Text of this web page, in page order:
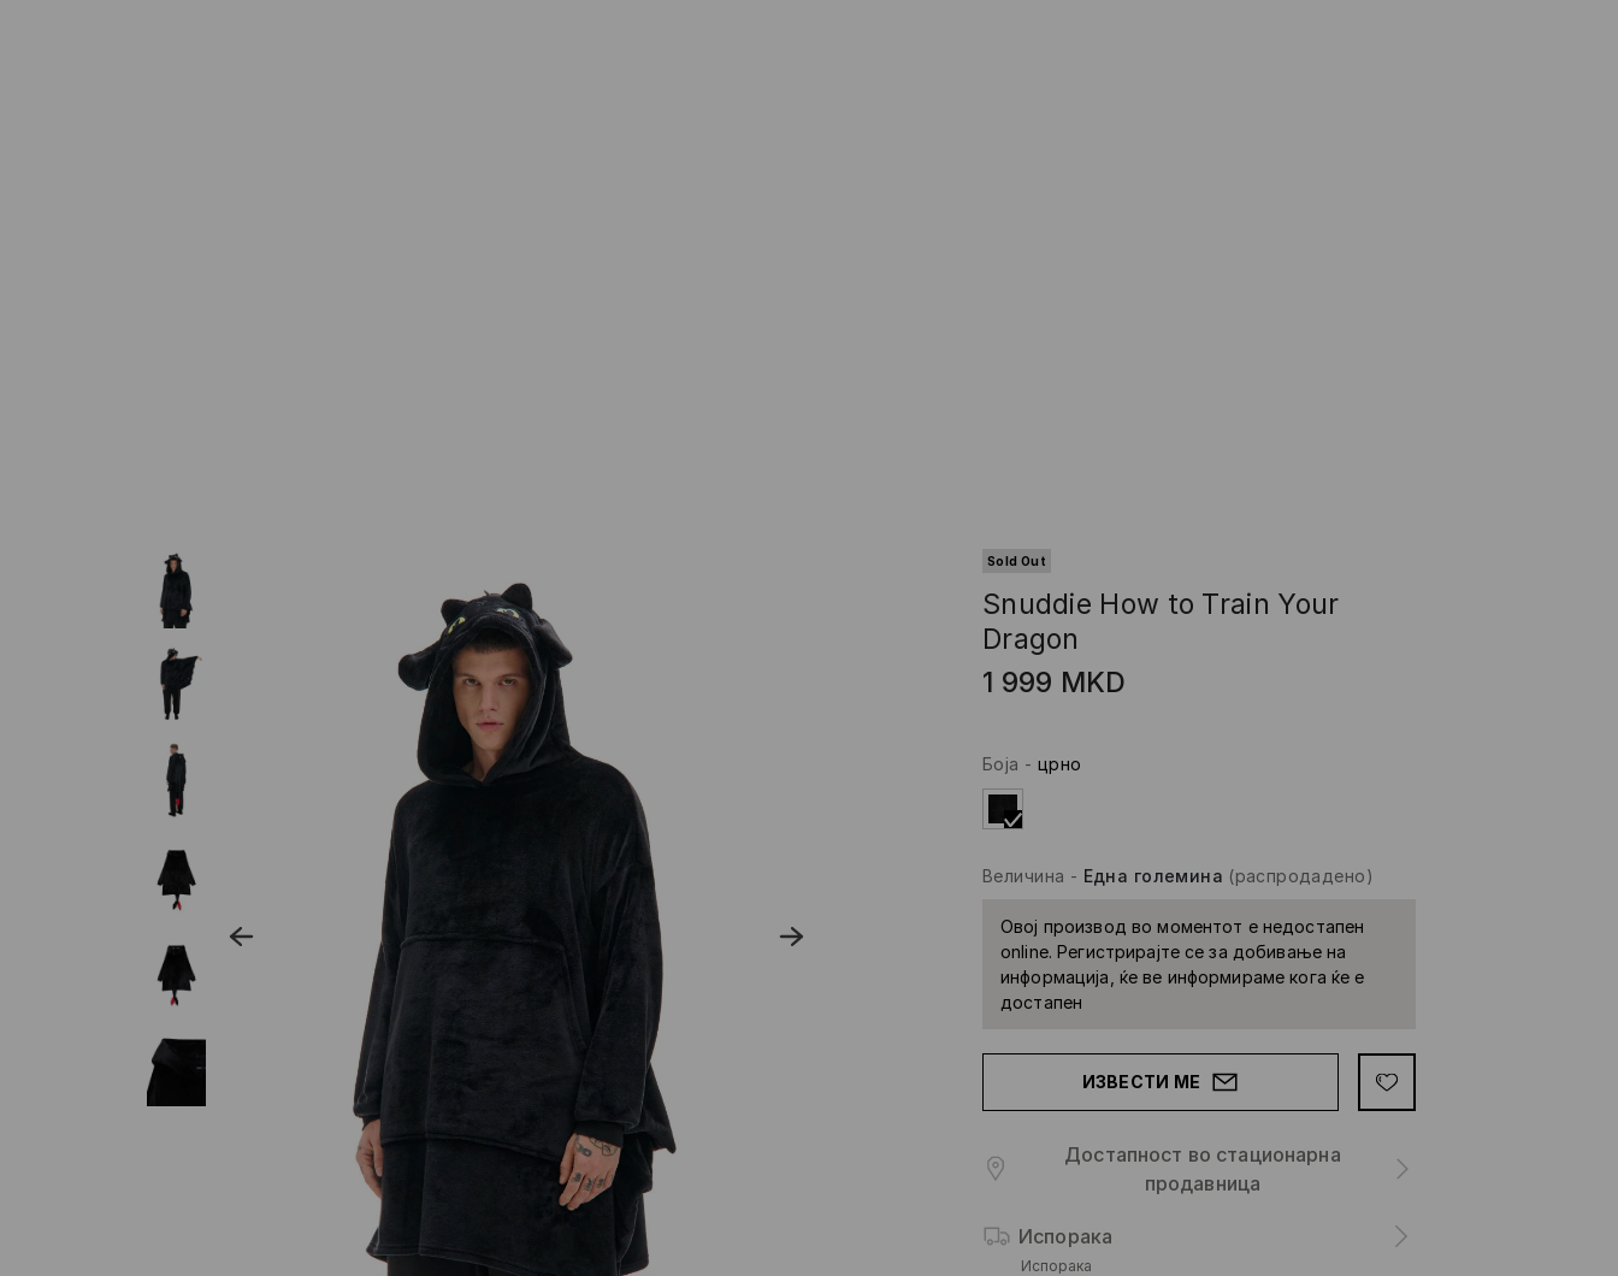
Sold Out
Snuddie How to Train Your
Dragon
1 999 MKD
Боја - црно
Величина - Една големина (распродадено)
Овој производ во моментот е недостапен
online. Регистрирајте се за добивање на
информација, ќе ве информираме кога ќе е
достапен
ИЗВЕСТИ МЕ
Достапност во стационарна
продавница
Испорака
Испорака